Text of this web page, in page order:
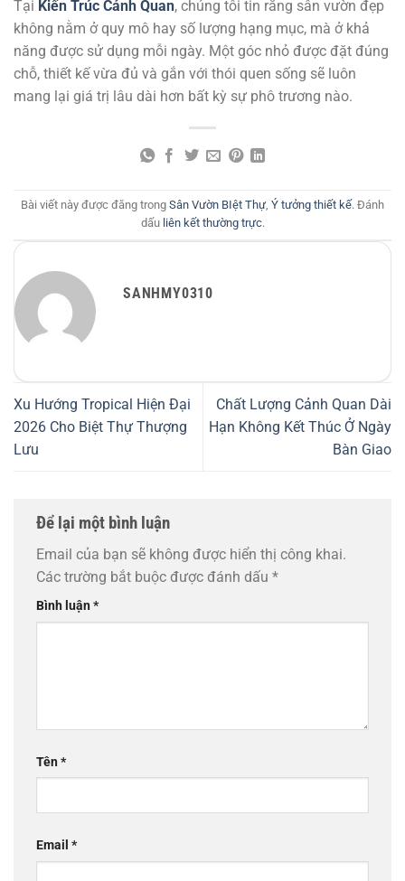
Tại Kiến Trúc Cảnh Quan, chúng tôi tin rằng sân vườn đẹp
không nằm ở quy mô hay số lượng hạng mục, mà ở khả
năng được sử dụng mỗi ngày. Một góc nhỏ được đặt đúng
chỗ, thiết kế vừa đủ và gắn với thói quen sống sẽ luôn
mang lại giá trị lâu dài hơn bất kỳ sự phô trương nào.
Bài viết này được đăng trong Sân Vườn BIệt Thự, Ý tưởng thiết kế. Đánh
dấu liên kết thường trực.
SANHMY0310
Xu Hướng Tropical Hiện Đại
2026 Cho Biệt Thự Thượng
Lưu
Chất Lượng Cảnh Quan Dài
Hạn Không Kết Thúc Ở Ngày
Bàn Giao
Để lại một bình luận
Email của bạn sẽ không được hiển thị công khai.
Các trường bắt buộc được đánh dấu *
Bình luận*
Tên*
Email *